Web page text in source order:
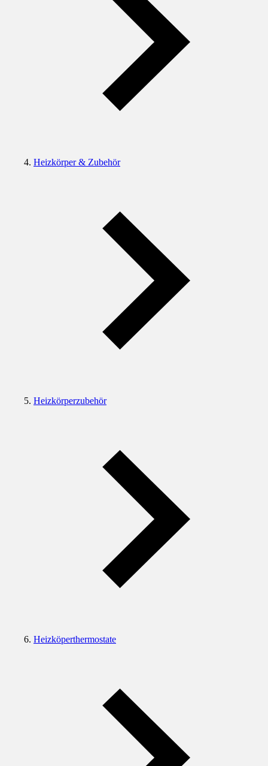
Heizkörper & Zubehör
Heizkörperzubehör
Heizköperthermostate